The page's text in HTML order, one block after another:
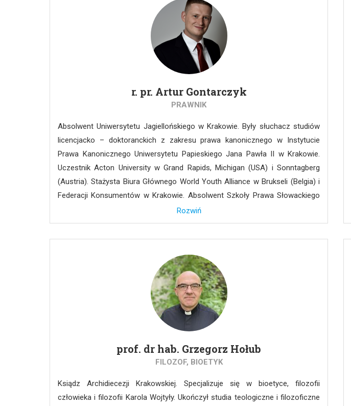
położnictwa, fizjoterapii), jak i podyplomowego (osoby w trakcie specjalizacji
w zakresie psychiatrii, psychologii klinicznej, osoby szkolące się w ramach
kursów psychoterapii). Jest autorem ponad dwudziestu artykułów i
r. pr. Artur Gontarczyk
PRAWNIK
Absolwent Uniwersytetu Jagiellońskiego w Krakowie. Były słuchacz studiów
licencjacko – doktoranckich z zakresu prawa kanonicznego w Instytucie
Prawa Kanonicznego Uniwersytetu Papieskiego Jana Pawła II w Krakowie.
Uczestnik Acton University w Grand Rapids, Michigan (USA) i Sonntagberg
(Austria). Stażysta Biura Głównego World Youth Alliance w Brukseli (Belgia) i
Federacji Konsumentów w Krakowie. Absolwent Szkoły Prawa Słowackiego
Uniwersytetu Jagiellońskiego w Krakowie oraz stypendysta Instytutu Państwa
i Prawa Słowackiej Akademii Nauk w Bratysławie. Ukończył aplikację
radcowską w Okręgowej Izbie Radców Prawnych w Krakowie. Prowadzi
fizycznych w związku z przetwarzaniem danych osobowych oraz przepisami
o swobodnym przepływie danych osobowych (RODO).
Rozwiń
prof. dr hab. Grzegorz Hołub
FILOZOF, BIOETYK
Ksiądz Archidiecezji Krakowskiej. Specjalizuje się w bioetyce, filozofii
człowieka i filozofii Karola Wojtyły. Ukończył studia teologiczne i filozoficzne